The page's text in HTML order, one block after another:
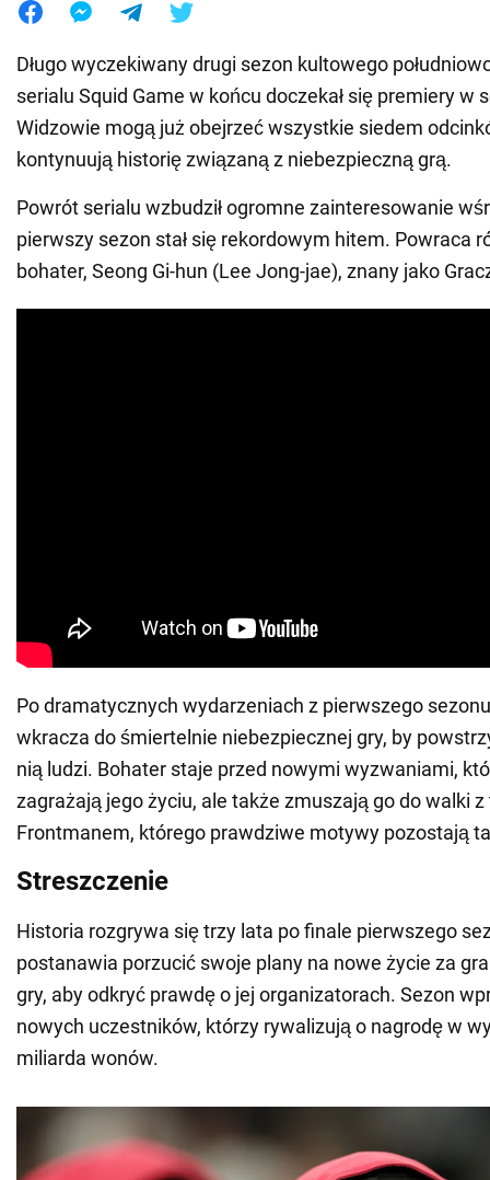
Długo wyczekiwany drugi sezon kultowego
serialu Squid Game w końcu doczekał się premiery w
Widzowie mogą już obejrzeć wszystkie siedem
kontynuują historię związaną z niebezpieczną grą.
Powrót serialu wzbudził ogromne zainteresowanie
pierwszy sezon stał się rekordowym hitem. Powraca
bohater, Seong Gi-hun (Lee Jong-jae), znany jako
Po dramatycznych wydarzeniach z pierwszego
wkracza do śmiertelnie niebezpiecznej gry, by
nią ludzi. Bohater staje przed nowymi wyzwaniami,
zagrażają jego życiu, ale także zmuszają go do walki
Frontmanem, którego prawdziwe motywy pozostają
Streszczenie
Historia rozgrywa się trzy lata po finale pierwszego
postanawia porzucić swoje plany na nowe życie za
gry, aby odkryć prawdę o jej organizatorach. Sezon
nowych uczestników, którzy rywalizują o nagrodę w
miliarda wonów.